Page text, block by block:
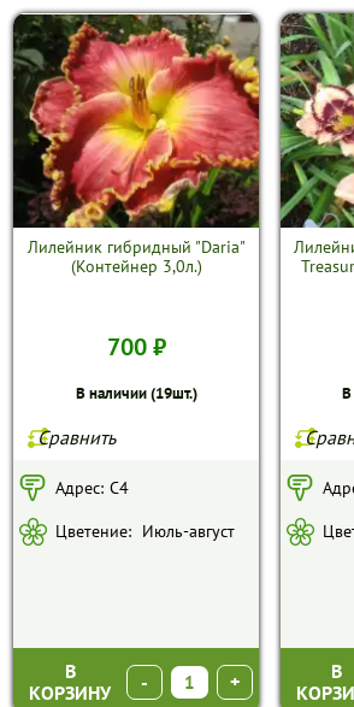
Лилейник гибридный "Daria"
(Контейнер 3,0л.)
700 ₽
В наличии (19шт.)
Сравнить
Адрес: С4
Цветение: Июль-август
В
КОРЗИНУ
- +
В
В